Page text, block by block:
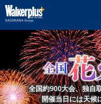
全国約900大会、独自
開催当日には天候